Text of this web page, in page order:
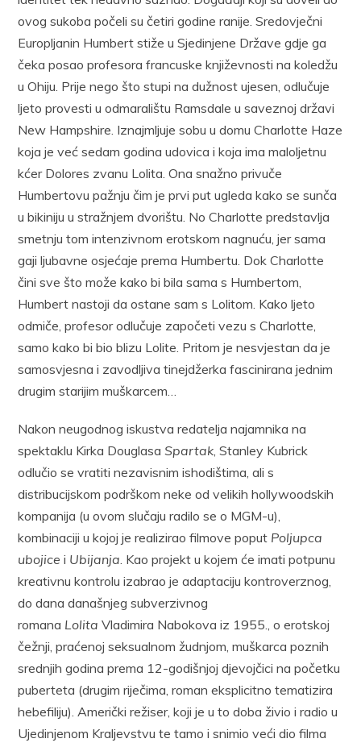
ovog sukoba počeli su četiri godine ranije. Sredovječni
Europljanin Humbert stiže u Sjedinjene Države gdje ga
čeka posao profesora francuske književnosti na koledžu
u Ohiju. Prije nego što stupi na dužnost ujesen, odlučuje
ljeto provesti u odmaralištu Ramsdale u saveznoj državi
New Hampshire. Iznajmljuje sobu u domu Charlotte Haze
koja je već sedam godina udovica i koja ima maloljetnu
kćer Dolores zvanu Lolita. Ona snažno privuče
Humbertovu pažnju čim je prvi put ugleda kako se sunča
u bikiniju u stražnjem dvorištu. No Charlotte predstavlja
smetnju tom intenzivnom erotskom nagnuću, jer sama
gaji ljubavne osjećaje prema Humbertu. Dok Charlotte
čini sve što može kako bi bila sama s Humbertom,
Humbert nastoji da ostane sam s Lolitom. Kako ljeto
odmiče, profesor odlučuje započeti vezu s Charlotte,
samo kako bi bio blizu Lolite. Pritom je nesvjestan da je
samosvjesna i zavodljiva tinejdžerka fascinirana jednim
drugim starijim muškarcem…
Nakon neugodnog iskustva redatelja najamnika na
spektaklu Kirka DouglasaSpartak , Stanley Kubrick
odlučio se vratiti nezavisnim ishodištima, ali s
distribucijskom podrškom neke od velikih hollywoodskih
kompanija (u ovom slučaju radilo se o MGM-u),
kombinaciji u kojoj je realizirao filmove poput Poljupca
ubojice i Ubijanja . Kao projekt u kojem će imati potpunu
kreativnu kontrolu izabrao je adaptaciju kontroverznog,
do dana današnjeg subverzivnog
romana LolitaVladimira Nabokova iz 1955., o erotskoj
čežnji, praćenoj seksualnom žudnjom, muškarca poznih
srednjih godina prema 12-godišnjoj djevojčici na početku
puberteta (drugim riječima, roman eksplicitno tematizira
hebefiliju). Američki režiser, koji je u to doba živio i radio u
Ujedinjenom Kraljevstvu te tamo i snimio veći dio filma